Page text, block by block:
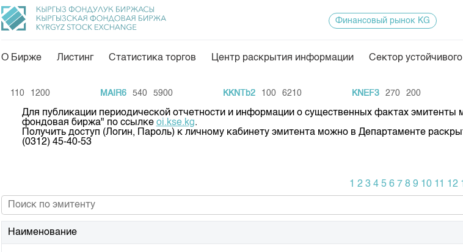
Общая информация
Акционеры
Комитеты
Участники торгов
Товарно-сырьевой сектор
Листинг
Финансовый рынок KG
Биржевая деятельность
Депозитарная
Финансовый рынок KG
О Бирже Листинг Статистика торгов Центр раскрытия информации Сектор
110 1200 MAIR6 540 5900 KKNTb2 100 6210 KNEF3 270 200
Для публикации периодической отчетности и информации о существенных фактах эмитенты
фондовая биржа" по ссылке oi.kse.kg.
Получить доступ (Логин, Пароль) к личному кабинету эмитента можно в Департаменте
(0312) 45-40-53
1 2 3 4 5 6 7 8 9 10 11 12
Наименование